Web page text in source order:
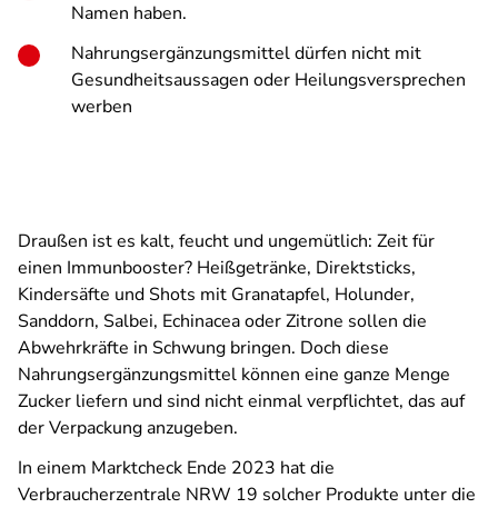
Namen haben.
Nahrungsergänzungsmittel dürfen nicht mit
Gesundheitsaussagen oder Heilungsversprechen
werben
Draußen ist es kalt, feucht und ungemütlich: Zeit für
einen Immunbooster? Heißgetränke, Direktsticks,
Kindersäfte und Shots mit Granatapfel, Holunder,
Sanddorn, Salbei, Echinacea oder Zitrone sollen die
Abwehrkräfte in Schwung bringen. Doch diese
Nahrungsergänzungsmittel können eine ganze Menge
Zucker liefern und sind nicht einmal verpflichtet, das auf
der Verpackung anzugeben.
In einem Marktcheck Ende 2023 hat die
Verbraucherzentrale NRW 19 solcher Produkte unter die